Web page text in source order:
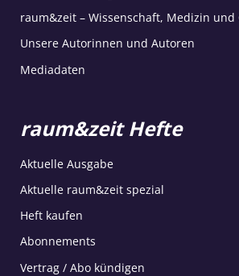
raum&zeit – Wissenschaft, Medizin und
Unsere Autorinnen und Autoren
Mediadaten
raum&zeit Hefte
Aktuelle Ausgabe
Aktuelle raum&zeit spezial
Heft kaufen
Abonnements
Vertrag / Abo kündigen